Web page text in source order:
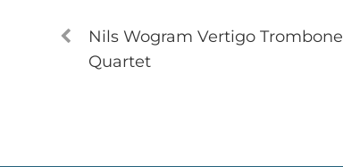
Nils Wogram Vertigo Trombone
Quartet